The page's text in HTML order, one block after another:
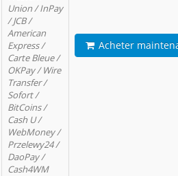
Union / InPay
/ JCB /
American
Express /
Carte Bleue /
OKPay / Wire
Transfer /
Sofort /
BitCoins /
Cash U /
WebMoney /
Przelewy24 /
DaoPay /
Cash4WM
Acheter